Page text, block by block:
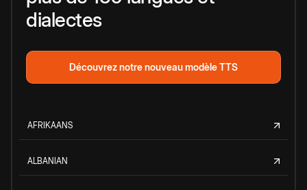
dialectes
Découvrez notre nouveau modèle TTS
AFRIKAANS
ALBANIAN